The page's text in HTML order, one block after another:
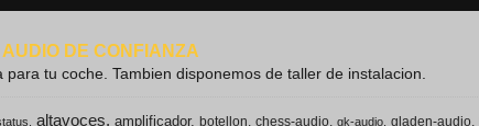
DE CONFIANZA
tu coche. Tambien disponemos de taller de instalacion.
altavoces amplificador botellon chess-audio gk-audio gladen-audio